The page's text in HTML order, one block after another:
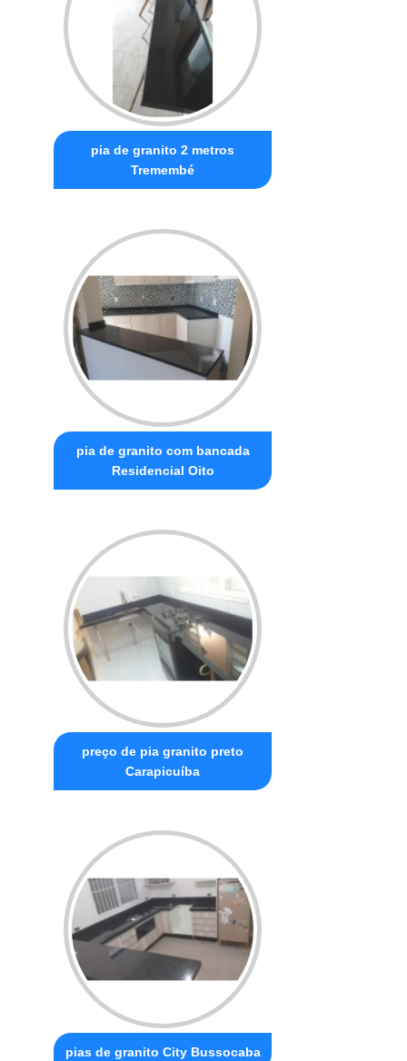
pia de granito 2 metros
Tremembé
pia de granito com bancada
Residencial Oito
preço de pia granito preto
Carapicuíba
pias de granito City Bussocaba